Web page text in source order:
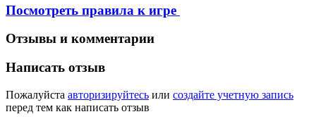
Посмотреть правила к игре
Отзывы и комментарии
Написать отзыв
Пожалуйста авторизируйтесь или создайте учетную запись
перед тем как написать отзыв